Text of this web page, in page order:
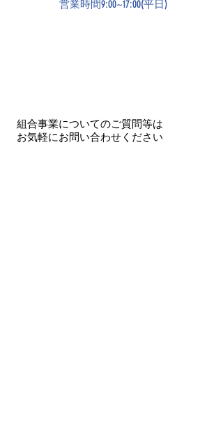
​営業時間9:00~17:00(平日)
組合事業についてのご質問等は
​お気軽にお問い合わせください